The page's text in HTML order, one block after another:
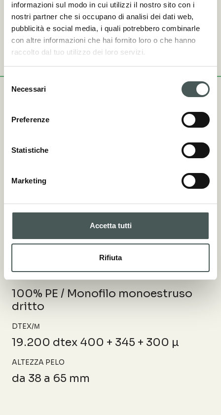
informazioni sul modo in cui utilizzi il nostro sito con i
nostri partner che si occupano di analisi dei dati web,
pubblicità e social media, i quali potrebbero combinarle
con altre informazioni che hai fornito loro o che hanno
raccolto dal tuo utilizzo dei loro servizi.
Selezione
delNecessari
Preferenze
Statistiche
Marketing
Accetta tutti
Rifiuta
standard di FIFA, FIGC-LND, e WORLD RUGBY,
XWR EVO 3D è il risultato di un design avanzato che
minimizza l’effetto splash, offrendo una superficie di
gioco ideale.
Colori disponibili
Aspetti tecnici
100% PE / Monofilo monoestruso
dritto
DTEX/Μ
19.200 dtex 400 + 345 + 300 µ
ALTEZZA PELO
da 38 a 65 mm